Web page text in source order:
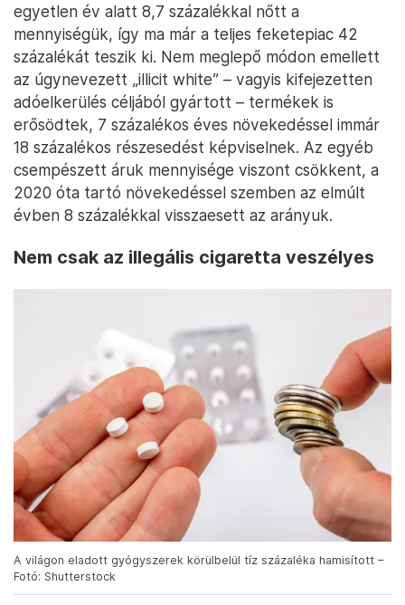
egyetlen év alatt 8,7 százalékkal nőtt a
mennyiségük, így ma már a teljes feketepiac 42
százalékát teszik ki. Nem meglepő módon emellett
az úgynevezett „illicit white” – vagyis kifejezetten
adóelkerülés céljából gyártott – termékek is
erősödtek, 7 százalékos éves növekedéssel immár
18 százalékos részesedést képviselnek. Az egyéb
csempészett áruk mennyisége viszont csökkent, a
2020 óta tartó növekedéssel szemben az elmúlt
évben 8 százalékkal visszaesett az arányuk.
Nem csak az illegális cigaretta veszélyes
A világon eladott gyógyszerek körülbelül tíz százaléka hamisított –
Fotó: Shutterstock